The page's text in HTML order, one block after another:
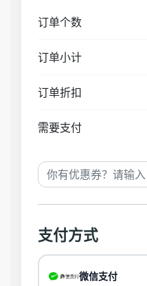
订单个数
订单小计
订单折扣
需要支付
支付方式
微信支付